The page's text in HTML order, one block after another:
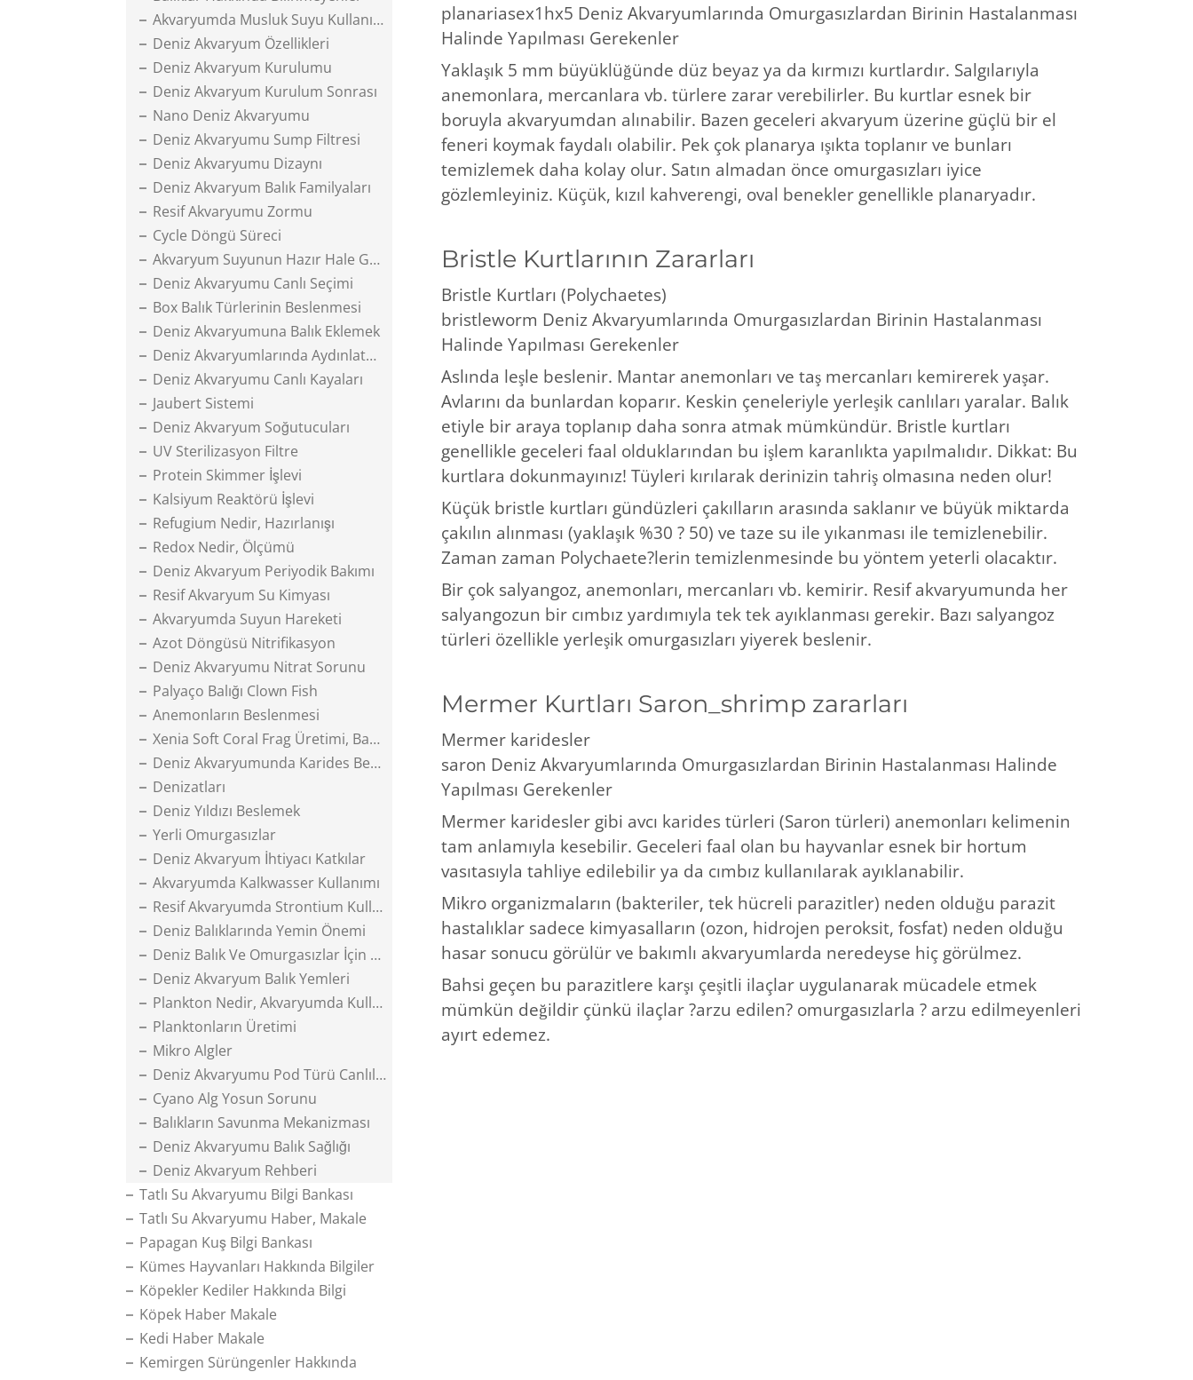
Akvaryumda Musluk Suyu Kullanımı
Deniz Akvaryum Özellikleri
Deniz Akvaryum Kurulumu
Deniz Akvaryum Kurulum Sonrası
Nano Deniz Akvaryumu
Deniz Akvaryumu Sump Filtresi
Deniz Akvaryumu Dizaynı
Deniz Akvaryum Balık Familyaları
Resif Akvaryumu Zormu
Cycle Döngü Süreci
Akvaryum Suyunun Hazır Hale Gelmesi
Deniz Akvaryumu Canlı Seçimi
Box Balık Türlerinin Beslenmesi
Deniz Akvaryumuna Balık Eklemek
Deniz Akvaryumlarında Aydınlatma
Deniz Akvaryumu Canlı Kayaları
Jaubert Sistemi
Deniz Akvaryum Soğutucuları
UV Sterilizasyon Filtre
Protein Skimmer İşlevi
Kalsiyum Reaktörü İşlevi
Refugium Nedir, Hazırlanışı
Redox Nedir, Ölçümü
Deniz Akvaryum Periyodik Bakımı
Resif Akvaryum Su Kimyası
Akvaryumda Suyun Hareketi
Azot Döngüsü Nitrifikasyon
Deniz Akvaryumu Nitrat Sorunu
Palyaço Balığı Clown Fish
Anemonların Beslenmesi
Xenia Soft Coral Frag Üretimi, Bakımı
Deniz Akvaryumunda Karides Beslemek
Denizatları
Deniz Yıldızı Beslemek
Yerli Omurgasızlar
Deniz Akvaryum İhtiyacı Katkılar
Akvaryumda Kalkwasser Kullanımı
Resif Akvaryumda Strontium Kullanımı
Deniz Balıklarında Yemin Önemi
Deniz Balık Ve Omurgasızlar İçin Yem Yapımı
Deniz Akvaryum Balık Yemleri
Plankton Nedir, Akvaryumda Kullanımı
Planktonların Üretimi
Mikro Algler
Deniz Akvaryumu Pod Türü Canlılar
Cyano Alg Yosun Sorunu
Balıkların Savunma Mekanizması
Deniz Akvaryumu Balık Sağlığı
Deniz Akvaryum Rehberi
Tatlı Su Akvaryumu Bilgi Bankası
Tatlı Su Akvaryumu Haber, Makale
Papagan Kuş Bilgi Bankası
Kümes Hayvanları Hakkında Bilgiler
Köpekler Kediler Hakkında Bilgi
Köpek Haber Makale
Kedi Haber Makale
Kemirgen Sürüngenler Hakkında
planariasex1hx5 Deniz Akvaryumlarında Omurgasızlardan Birinin Hastalanması
Halinde Yapılması Gerekenler
Yaklaşık 5 mm büyüklüğünde düz beyaz ya da kırmızı kurtlardır. Salgılarıyla
anemonlara, mercanlara vb. türlere zarar verebilirler. Bu kurtlar esnek bir
boruyla akvaryumdan alınabilir. Bazen geceleri akvaryum üzerine güçlü bir el
feneri koymak faydalı olabilir. Pek çok planarya ışıkta toplanır ve bunları
temizlemek daha kolay olur. Satın almadan önce omurgasızları iyice
gözlemleyiniz. Küçük, kızıl kahverengi, oval benekler genellikle planaryadır.
Bristle Kurtlarının Zararları
Bristle Kurtları (Polychaetes)
bristleworm Deniz Akvaryumlarında Omurgasızlardan Birinin Hastalanması
Halinde Yapılması Gerekenler
Aslında leşle beslenir. Mantar anemonları ve taş mercanları kemirerek yaşar.
Avlarını da bunlardan koparır. Keskin çeneleriyle yerleşik canlıları yaralar. Balık
etiyle bir araya toplanıp daha sonra atmak mümkündür. Bristle kurtları
genellikle geceleri faal olduklarından bu işlem karanlıkta yapılmalıdır. Dikkat: Bu
kurtlara dokunmayınız! Tüyleri kırılarak derinizin tahriş olmasına neden olur!
Küçük bristle kurtları gündüzleri çakılların arasında saklanır ve büyük miktarda
çakılın alınması (yaklaşık %30 ? 50) ve taze su ile yıkanması ile temizlenebilir.
Zaman zaman Polychaete?lerin temizlenmesinde bu yöntem yeterli olacaktır.
Bir çok salyangoz, anemonları, mercanları vb. kemirir. Resif akvaryumunda her
salyangozun bir cımbız yardımıyla tek tek ayıklanması gerekir. Bazı salyangoz
türleri özellikle yerleşik omurgasızları yiyerek beslenir.
Mermer Kurtları Saron_shrimp zararları
Mermer karidesler
saron Deniz Akvaryumlarında Omurgasızlardan Birinin Hastalanması Halinde
Yapılması Gerekenler
Mermer karidesler gibi avcı karides türleri (Saron türleri) anemonları kelimenin
tam anlamıyla kesebilir. Geceleri faal olan bu hayvanlar esnek bir hortum
vasıtasıyla tahliye edilebilir ya da cımbız kullanılarak ayıklanabilir.
Mikro organizmaların (bakteriler, tek hücreli parazitler) neden olduğu parazit
hastalıklar sadece kimyasalların (ozon, hidrojen peroksit, fosfat) neden olduğu
hasar sonucu görülür ve bakımlı akvaryumlarda neredeyse hiç görülmez.
Bahsi geçen bu parazitlere karşı çeşitli ilaçlar uygulanarak mücadele etmek
mümkün değildir çünkü ilaçlar ?arzu edilen? omurgasızlarla ? arzu edilmeyenleri
ayırt edemez.